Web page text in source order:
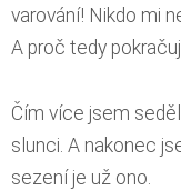
varování! Nikdo mi
A proč tedy
Čím více jsem
slunci. A nakonec
sezení je už ono.